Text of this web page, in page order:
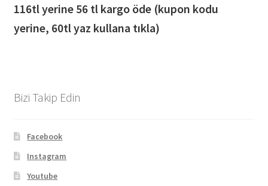
116tl yerine 56 tl kargo öde (kupon kodu
yerine, 60tl yaz kullana tıkla)
Bizi Takip Edin
Facebook
Instagram
Youtube